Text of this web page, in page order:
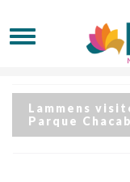
Lammens
Parque